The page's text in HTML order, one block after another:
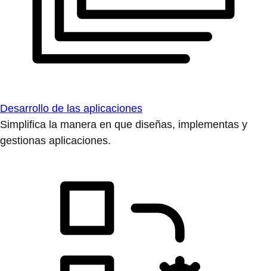
Desarrollo de las aplicaciones
Simplifica la manera en que diseñas, implementas y
gestionas aplicaciones.